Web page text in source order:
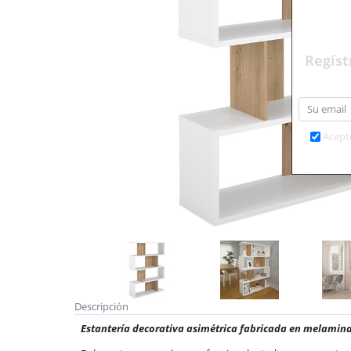
Descripción
Estantería decorativa asimétrica fabricada en